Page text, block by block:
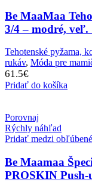
Be MaaMaa
3/4 – modré, veľ.
Tehotenské pyžama,
rukáv, Móda pre
61.5€
Pridať do košíka
Porovnaj
Rýchly náhľad
Pridať medzi obľúbené
Be Maamaa
PROSKIN